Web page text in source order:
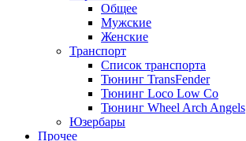
Общее
Мужские
Женские
Транспорт
Список транспорта
Тюнинг TransFender
Тюнинг Loco Low Co
Тюнинг Wheel Arch Angels
Юзербары
Прочее